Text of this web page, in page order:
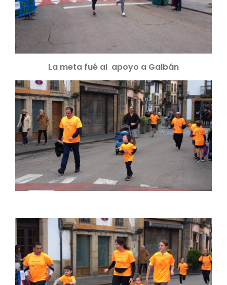
La meta fué al apoyo a Galbán